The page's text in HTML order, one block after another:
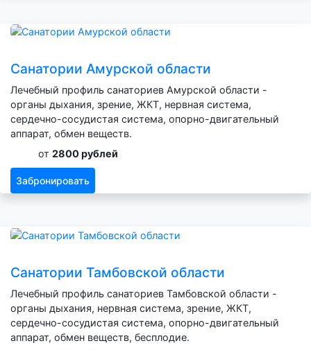
Санатории Амурской области
Лечебный профиль санаториев Амурской области -
органы дыхания, зрение, ЖКТ, нервная система,
сердечно-сосудистая система, опорно-двигательный
аппарат, обмен веществ.
от 2800 рублей
Забронировать
Санатории Тамбовской области
Лечебный профиль санаториев Тамбовской области -
органы дыхания, нервная система, зрение, ЖКТ,
сердечно-сосудистая система, опорно-двигательный
аппарат, обмен веществ, бесплодие.